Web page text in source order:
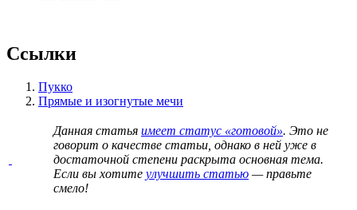
Ссылки
Пукко
Прямые и изогнутые мечи
Данная статья имеет статус «готовой». Это не
говорит о качестве статьи, однако в ней уже в
достаточной степени раскрыта основная тема.
Если вы хотите улучшить статью — правьте
смело!